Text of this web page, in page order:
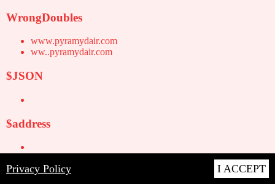
WrongDoubles
www.pyramydair.com
ww..pyramydair.com
$JSON
$address
$applyDefault
Privacy Policy I ACCEPT